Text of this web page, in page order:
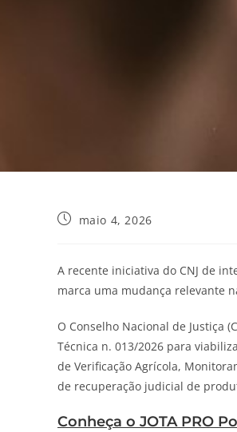
maio 4, 2026
A recente iniciativa do CNJ de
marca uma mudança relevante
O Conselho Nacional de Justiça
Técnica n. 013/2026 para
de Verificação Agrícola,
de recuperação judicial de
Conheça o JOTAPRO